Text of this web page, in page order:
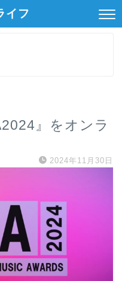
イフ
』をオンラ
2024年11月30日